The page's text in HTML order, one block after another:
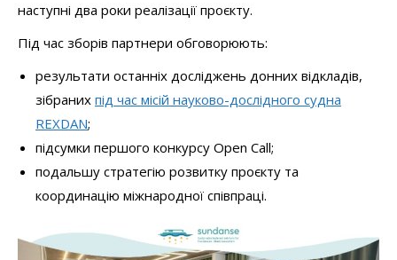
наступні два роки реалізації проєкту.
Під час зборів партнери обговорюють:
результати останніх досліджень донних відкладів,
зібраних під час місій науково-дослідного судна
REXDAN;
підсумки першого конкурсу Open Call;
подальшу стратегію розвитку проєкту та
координацію міжнародної співпраці.